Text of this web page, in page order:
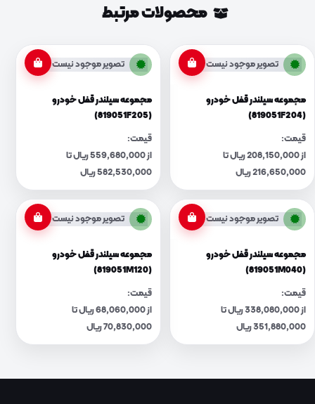
محصولات مرتبط
تصویر موجود نیست
مجموعه سیلندر قفل خودرو
(819051F204)
قیمت:
از 208,150,000 ریال تا
216,650,000 ریال
تصویر موجود نیست
مجموعه سیلندر قفل خودرو
(819051F205)
قیمت:
از 559,680,000 ریال تا
582,530,000 ریال
تصویر موجود نیست
مجموعه سیلندر قفل خودرو
(819051M040)
قیمت:
از 338,080,000 ریال تا
351,880,000 ریال
تصویر موجود نیست
مجموعه سیلندر قفل خودرو
(819051M120)
قیمت:
از 68,060,000 ریال تا
70,830,000 ریال